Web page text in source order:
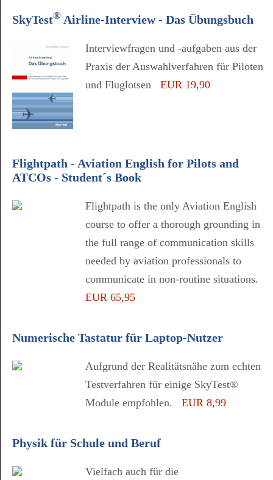
SkyTest® Airline-Interview - Das Übungsbuch
Interviewfragen und -aufgaben aus der
Praxis der Auswahlverfahren für Piloten
und Fluglotsen EUR 19,90
Flightpath - Aviation English for Pilots and
ATCOs - Student´s Book
Flightpath is the only Aviation English
course to offer a thorough grounding in
the full range of communication skills
needed by aviation professionals to
communicate in non-routine situations.
EUR 65,95
Numerische Tastatur für Laptop-Nutzer
Aufgrund der Realitätsnähe zum echten
Testverfahren für einige SkyTest®
Module empfohlen. EUR 8,99
Physik für Schule und Beruf
Vielfach auch für die